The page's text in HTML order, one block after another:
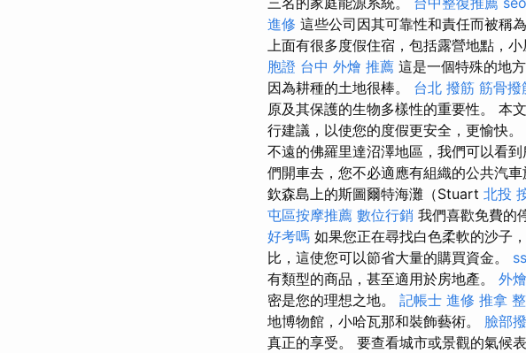
進修 這些公司因其可靠性和責任而被稱
上面有很多度假住宿，包括露營地點，
胞證 台中 外燴 推薦 這是一個特殊的地
因為耕種的土地很棒。 台北 撥筋 筋骨撥
原及其保護的生物多樣性的重要性。 本
行建議，以使您的度假更安全，更愉快。
不遠的佛羅里達沼澤地區，我們可以看
們開車去，您不必適應有組織的公共汽
欽森島上的斯圖爾特海灘（Stuart 北投
屯區按摩推薦 數位行銷 我們喜歡免費的
好考嗎 如果您正在尋找白色柔軟的沙子
比，這使您可以節省大量的購買資金。
有類型的商品，甚至適用於房地產。 外
密是您的理想之地。 記帳士 進修 推拿
地博物館，小哈瓦那和裝飾藝術。 臉部
真正的享受。 要查看城市或景觀的氣候